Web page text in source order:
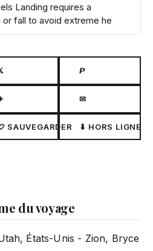
Landing requires a
fall to avoid extreme he
𝙋
✉
SAUVEGARDER ⬇ HORS LIGNE
du voyage
États-Unis - Zion, Bryce